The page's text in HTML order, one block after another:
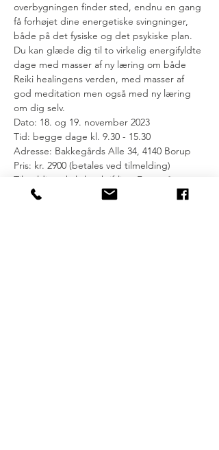
overbygningen finder sted, endnu en gang
få forhøjet dine energetiske svingninger,
både på det fysiske og det psykiske plan.
Du kan glæde dig til to virkelig energifyldte
dage med masser af ny læring om både
Reiki healingens verden, med masser af
god meditation men også med ny læring
om dig selv.
Dato: 18. og 19. november 2023
Tid: begge dage kl. 9.30 - 15.30
Adresse: Bakkegårds Alle 34, 4140 Borup
Pris: kr. 2900 (betales ved tilmelding)
Tilmelding skal ske skriftligt. Først når
beløbet er indbetalt, er du endelig